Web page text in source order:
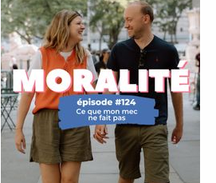
WaveMontage par Alice Krief - Les